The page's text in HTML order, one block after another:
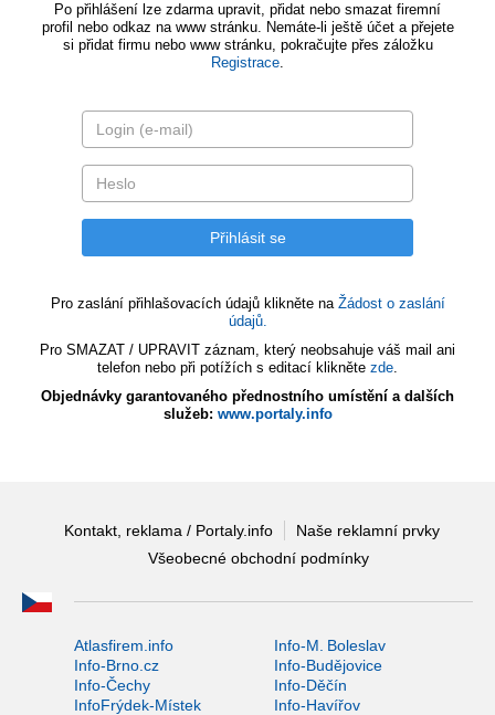
Po přihlášení lze zdarma upravit, přidat nebo smazat firemní
profil nebo odkaz na www stránku. Nemáte-li ještě účet a přejete
si přidat firmu nebo www stránku, pokračujte přes záložku
Registrace.
Pro zaslání přihlašovacích údajů klikněte na Žádost o zaslání
údajů.
Pro SMAZAT / UPRAVIT záznam, který neobsahuje váš mail ani
telefon nebo při potížích s editací klikněte zde.
Objednávky garantovaného přednostního umístění a dalších
služeb: www.portaly.info
Kontakt, reklama / Portaly.info
Naše reklamní prvky
Všeobecné obchodní podmínky
Atlasfirem.info
Info-M. Boleslav
Info-Brno.cz
Info-Budějovice
Info-Čechy
Info-Děčín
InfoFrýdek-Místek
Info-Havířov